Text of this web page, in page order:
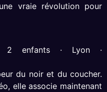
vraie révolution pour
2 enfants · Lyon ·
du noir et du coucher.
elle associe maintenant